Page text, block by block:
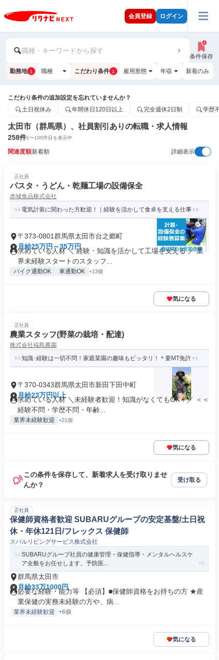
会員登録 ログイン
職種・キーワードから探す
条件保存
勤務地 1 職種 こだわり条件 1 雇用形態 年収 新着のみ
こだわり条件の追加設定を忘れていませんか？
土日祝休み
年間休日120日以上 完全週休2日制 学歴
太田市（群馬県）、社員割引ありの転職・求人情報
258件1〜100件目を表示中
関連度順新着順 詳細表示
正社員
パスタ・うどん・乾麺工場の設備保全
赤城食品株式会社
電気計装に関わった方歓迎！｜経験を活かして食卓を支える仕事
〒373-0801群馬県太田市台之郷町
月給25万円～35万円
求めている人材 ＼ 経験・知識を活かして工場を支える ／ 業
界未経験スタートのスタッフ...
バイク通勤OK 車通勤OK +13個
気になる
正社員
農業スタッフ(野菜の栽培・配達)
株式会社福島農園
知識･経験は一切不問！家庭菜園の趣味もピッタリ！＊要MT免許
〒370-0343群馬県太田市新田下田中町
月給23万円以上
求めている人材 ＼未経験者歓迎！知識がなくてもOK！／ ＜＜
経験不問・学歴不問・年齢...
業界未経験歓迎 +21個
気になる
この条件を保存して、新着求人を受け取りませ
んか？
受け取る
正社員
保健師資格者歓迎 SUBARUグループの安定基盤/土日祝
休・年休121日/フレックス 保健師
スバルリビングサービス株式会社
SUBARUグループ社員の健康管理・保健指導・メンタルヘルスケ
ア全般をお任せします。予防医...
群馬県太田市
月給33万1000円
必要な経験・能力等 【必須】■保健師資格をお持ちの方 ★産
業保健の実務未経験の方や、病...
業界未経験歓迎 +6個
気になる